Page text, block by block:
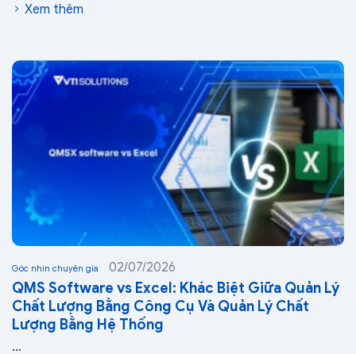
Xem thêm
Góc nhìn chuyên gia 02/07/2026
QMS Software vs Excel: Khác Biệt Giữa Quản Lý
Chất Lượng Bằng Công Cụ Và Quản Lý Chất
Lượng Bằng Hệ Thống
...